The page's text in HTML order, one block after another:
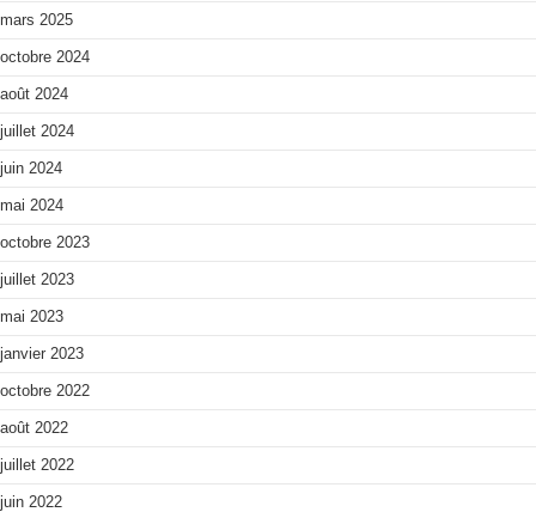
mars 2025
octobre 2024
août 2024
juillet 2024
juin 2024
mai 2024
octobre 2023
juillet 2023
mai 2023
janvier 2023
octobre 2022
août 2022
juillet 2022
juin 2022